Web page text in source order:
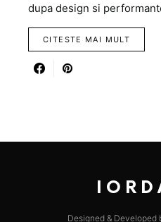
dupa design si
CITESTE MAI MULT
Designed & Developed